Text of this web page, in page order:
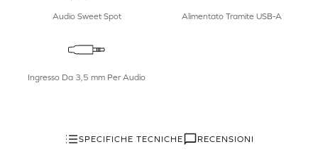
Audio Sweet Spot Alimentato Tramite USB-A
Ingresso Da 3,5 mm Per Audio
SPECIFICHE TECNICHE RECENSIONI